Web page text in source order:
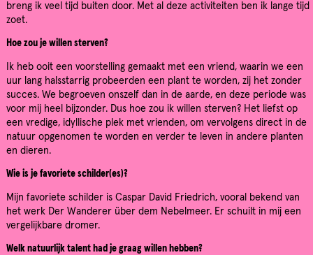
breng ik veel tijd buiten door. Met al deze activiteiten ben ik lange tijd
zoet.
Hoe zou je willen sterven?
Ik heb ooit een voorstelling gemaakt met een vriend, waarin we een
uur lang halsstarrig probeerden een plant te worden, zij het zonder
succes. We begroeven onszelf dan in de aarde, en deze periode was
voor mij heel bijzonder. Dus hoe zou ik willen sterven? Het liefst op
een vredige, idyllische plek met vrienden, om vervolgens direct in de
natuur opgenomen te worden en verder te leven in andere planten
en dieren.
Wie is je favoriete schilder(es)?
Mijn favoriete schilder is Caspar David Friedrich, vooral bekend van
het werk Der Wanderer über dem Nebelmeer. Er schuilt in mij een
vergelijkbare dromer.
Welk natuurlijk talent had je graag willen hebben?